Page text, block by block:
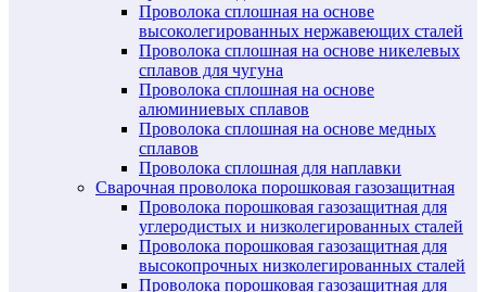
Проволока сплошная на основе
высоколегированных нержавеющих сталей
Проволока сплошная на основе никелевых
сплавов для чугуна
Проволока сплошная на основе
алюминиевых сплавов
Проволока сплошная на основе медных
сплавов
Проволока сплошная для наплавки
Сварочная проволока порошковая газозащитная
Проволока порошковая газозащитная для
углеродистых и низколегированных сталей
Проволока порошковая газозащитная для
высокопрочных низколегированных сталей
Проволока порошковая газозащитная для